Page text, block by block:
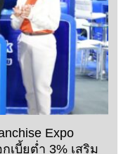
Expo
บี้ยต่ำ 3% เสริม